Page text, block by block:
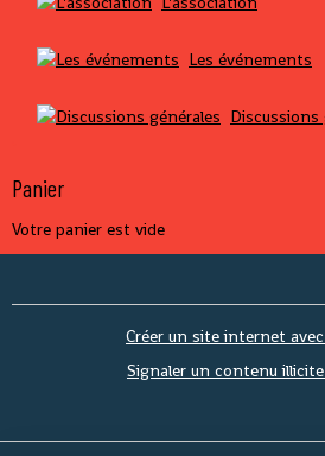
Les événements
Discussions
Panier
Votre panier est vide
Créer un site internet
Signaler un contenu